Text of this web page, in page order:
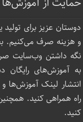
دوستان عزیز برای
و هزینه صرف می‌کنیم.
نگه داشتن وب‌سایت
به آموزش‌های رایگان
انتشار لینک‌ آموزش‌ها
راه همراهی کنید.
کنید.